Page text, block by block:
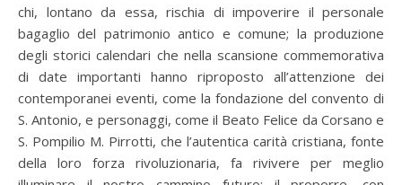
chi, lontano da essa, rischia di impoverire il personale
bagaglio del patrimonio antico e comune; la produzione
degli storici calendari che nella scansione commemorativa
di date importanti hanno riproposto all’attenzione dei
contemporanei eventi, come la fondazione del convento di
S. Antonio, e personaggi, come il Beato Felice da Corsano e
S. Pompilio M. Pirrotti, che l’autentica carità cristiana, fonte
della loro forza rivoluzionaria, fa rivivere per meglio